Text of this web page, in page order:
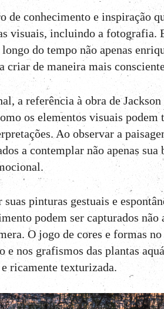
de conhecimento e inspiração
visuais, incluindo a fotografia.
do tempo não apenas
criar de maneira mais
a referência à obra de
os elementos visuais podem
Ao observar a
a contemplar não apenas sua
pinturas gestuais e
podem ser capturados não
O jogo de cores e formas
e nos grafismos das plantas
ricamente texturizada.